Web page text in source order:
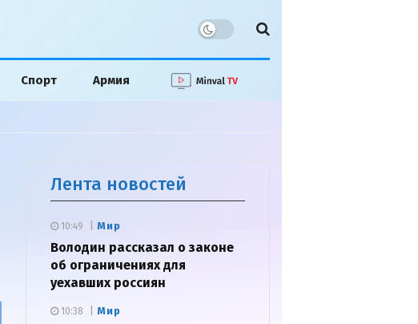
Спорт Армия
Лента новостей
Мир
Володин рассказал о законе
об ограничениях для
уехавших россиян
10:49
Мир
10:38